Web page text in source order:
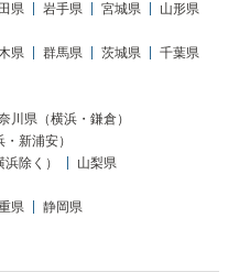
県 岩手県 宮城県
山形県
県 群馬県 茨城県
千葉県
川県（横浜・鎌倉）
新浦安）
除く）
山梨県
県 静岡県